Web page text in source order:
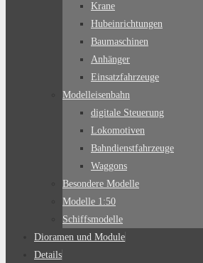
Krane
Hubeinrichtungen
Baumaschinen
Anhänger
Einsatzfahrzeuge
Modelleisenbahn
digitale Steuerung
Lokomotiven
Bahndienstfahrzeuge
Waggons
Besondere Modelle
Modelle 1:50
Schiffsmodelle
Dioramen und Module
Details